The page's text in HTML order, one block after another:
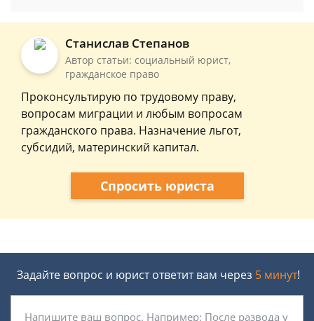
Станислав Степанов
Автор статьи: социальный юрист,
гражданское право
Проконсультирую по трудовому праву,
вопросам миграции и любым вопросам
гражданского права. Назначение льгот,
субсидий, материнский капитал.
Спросить юриста
Задайте вопрос и юрист ответит вам через 5 минут!